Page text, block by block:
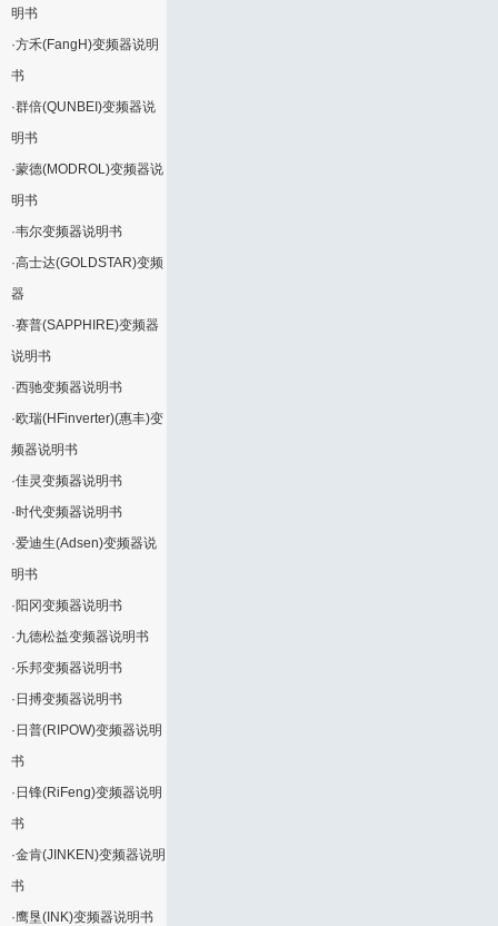
明书
·方禾(FangH)变频器说明
书
·群倍(QUNBEI)变频器说
明书
·蒙德(MODROL)变频器说
明书
·韦尔变频器说明书
·高士达(GOLDSTAR)变频
器
·赛普(SAPPHIRE)变频器
说明书
·西驰变频器说明书
·欧瑞(HFinverter)(惠丰)变
频器说明书
·佳灵变频器说明书
·时代变频器说明书
·爱迪生(Adsen)变频器说
明书
· 阳冈变频器说明书
·九德松益变频器说明书
·乐邦变频器说明书
· 日搏变频器说明书
· 日普(RIPOW)变频器说明
书
· 日锋(RiFeng)变频器说明
书
·金肯(JINKEN)变频器说明
书
·鹰垦(INK)变频器说明书